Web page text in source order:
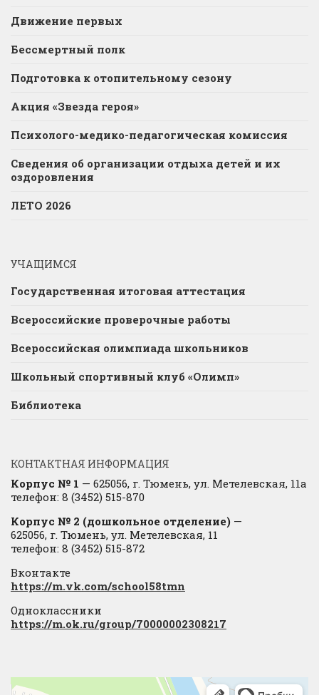
Движение первых
Бессмертный полк
Подготовка к отопительному сезону
Акция «Звезда героя»
Психолого-медико-педагогическая комиссия
Сведения об организации отдыха детей и их
оздоровления
ЛЕТО 2026
УЧАЩИМСЯ
Государственная итоговая аттестация
Всероссийские проверочные работы
Всероссийская олимпиада школьников
Школьный спортивный клуб «Олимп»
Библиотека
КОНТАКТНАЯ ИНФОРМАЦИЯ
Корпус № 1 — 625056, г. Тюмень, ул. Метелевская, 11а
телефон: 8 (3452) 515-870
Корпус № 2 (дошкольное отделение) —
625056, г. Тюмень, ул. Метелевская, 11
телефон: 8 (3452) 515-872
Вконтакте
https://m.vk.com/school58tmn
Одноклассники
https://m.ok.ru/group/70000002308217